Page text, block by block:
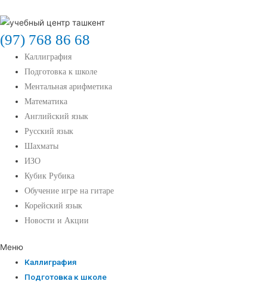
(97) 768 86 68
Каллиграфия
Подготовка к школе
Ментальная арифметика
Математика
Английский язык
Русский язык
Шахматы
ИЗО
Кубик Рубика
Обучение игре на гитаре
Корейский язык
Новости и Акции
Меню
Каллиграфия
Подготовка к школе